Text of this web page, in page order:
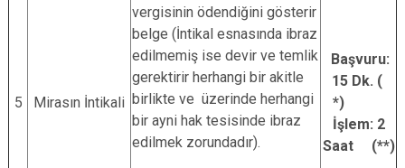
5 Mirasın İntikali
vergisinin ödendiğini gösterir
belge (İntikal esnasında ibraz
edilmemiş ise devir ve temlik
gerektirir herhangi bir akitle
birlikte ve üzerinde herhangi
bir ayni hak tesisinde ibraz
edilmek zorundadır).
Başvuru:
15 Dk. (
*)
İşlem: 2
Saat (**)